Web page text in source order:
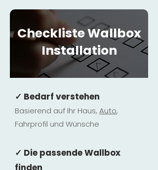
Checkliste Wallbox
Installation
✓ Bedarf verstehen
Basierend auf Ihr Haus, Auto,
Fahrprofil und Wünsche
✓ Die passende Wallbox
finden